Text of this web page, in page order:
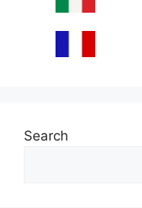
Search